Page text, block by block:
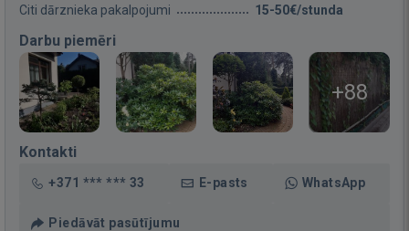
Citi dārznieka pakalpojumi 15-50€/stunda
Darbu piemēri
+88
Kontakti
+371 *** *** 33 E-pasts WhatsApp
Piedāvāt pasūtījumu